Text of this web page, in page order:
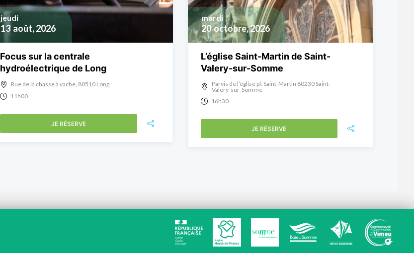
13 août, 2026
jeudi
Focus sur la centrale
hydroélectrique de Long
Rue de la chasse à vache, 80510 Long
11h00
JE RÉSERVE
20 octobre, 2026
mardi
L’église Saint-Martin de Saint-
Valery-sur-Somme
Parvis de l’église pl. Saint-Martin 80230 Saint-
Valery-sur-Somme
16h30
JE RÉSERVE